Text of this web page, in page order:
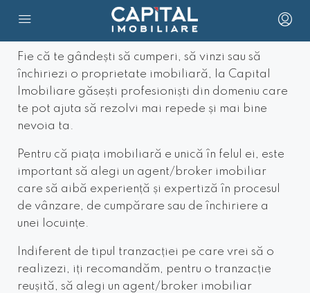
Fie că te gândești să cumperi, să vinzi sau să
închiriezi o proprietate imobiliară, la Capital
Imobiliare găsești profesioniști din domeniu care
te pot ajuta să rezolvi mai repede și mai bine
nevoia ta.
Pentru că piața imobiliară e unică în felul ei, este
important să alegi un agent/broker imobiliar
care să aibă experiență și expertiză în procesul
de vânzare, de cumpărare sau de închiriere a
unei locuințe.
Indiferent de tipul tranzacției pe care vrei să o
realizezi, iți recomandăm, pentru o tranzacție
reușită, să alegi un agent/broker imobiliar